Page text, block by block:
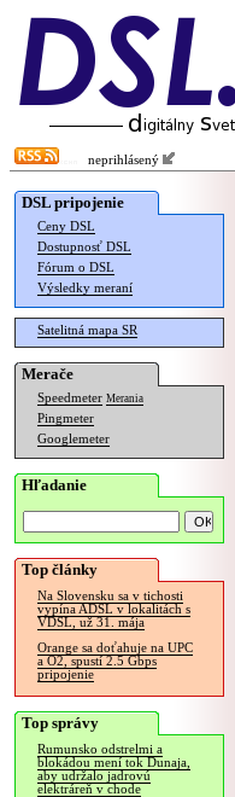
neprihlásený
DSL pripojenie
Ceny DSL
Dostupnosť DSL
Fórum o DSL
Výsledky meraní
Satelitná mapa SR
Merače
Speedmeter Merania
Pingmeter
Googlemeter
Hľadanie
Top články
Na Slovensku sa v tichosti
vypína ADSL v lokalitách s
VDSL, už 31. mája
Orange sa doťahuje na UPC
a O2, spustí 2.5 Gbps
pripojenie
Top správy
Rumunsko odstrelmi a
blokádou mení tok Dunaja,
aby udržalo jadrovú
elektráreň v chode